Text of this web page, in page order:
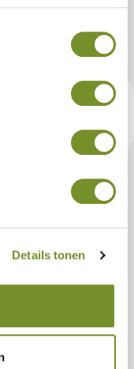
Details tonen